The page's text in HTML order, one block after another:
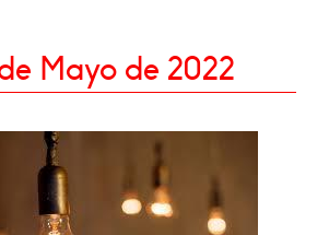
Mayo de 2022